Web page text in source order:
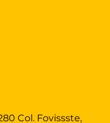
Col. Fovissste,